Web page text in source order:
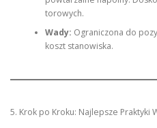
torowych.
Wady: Ograniczona do
koszt stanowiska.
5. Krok po Kroku: Najlepsze Praktyki